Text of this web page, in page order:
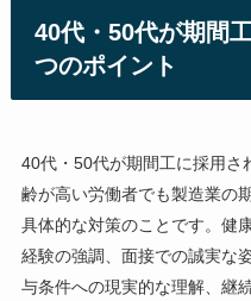
40代・50代が期間
つのポイント
40代・50代が期間工に採用さ
齢が高い労働者でも製造業の
具体的な対策のことです。健
経験の強調、面接での誠実な
与条件への現実的な理解、継